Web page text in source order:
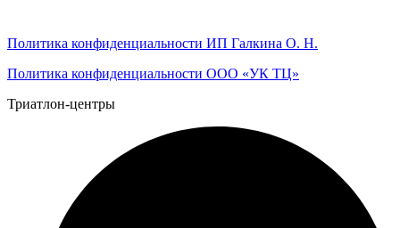
Политика конфиденциальности ИП Галкина О. Н.
Политика конфиденциальности ООО «УК ТЦ»
Триатлон-центры